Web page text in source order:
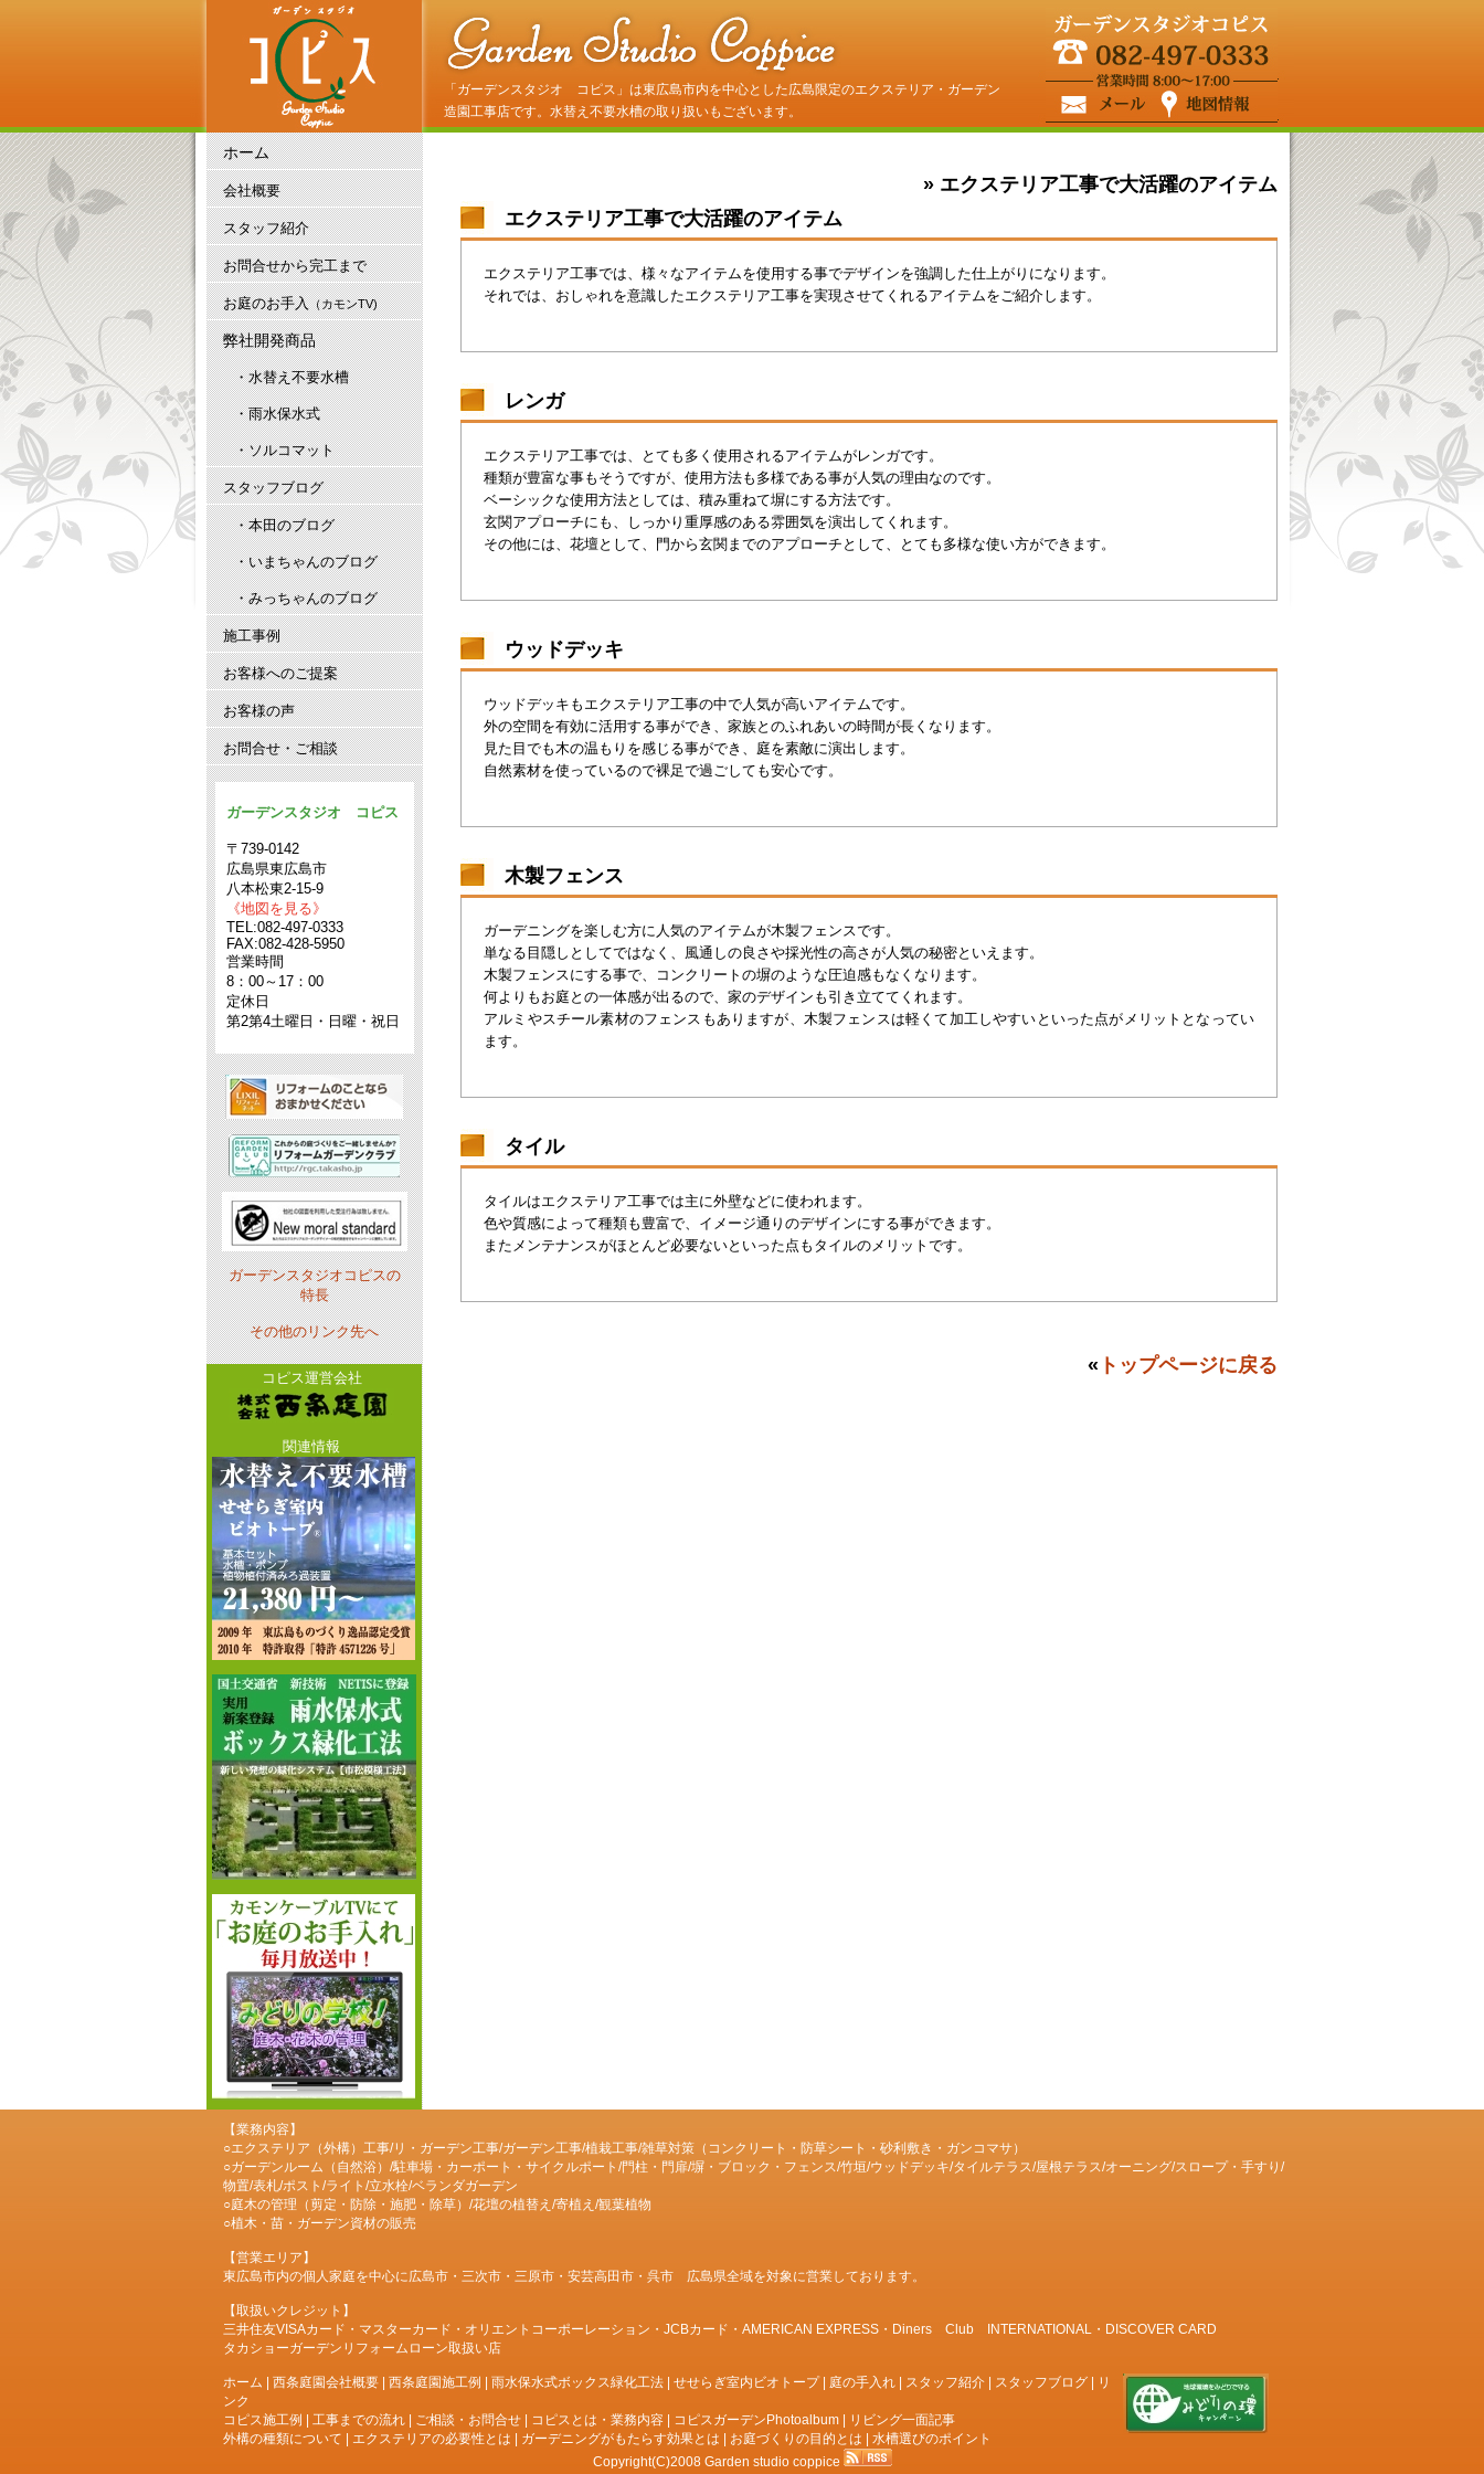
「ガーデンスタジオ コピス」は東広島市内を中心とした広島限定のエクステリア・ガーデン
造園工事店です。水替え不要水槽の取り扱いもございます。
» エクステリア工事で大活躍のアイテム
エクステリア工事で大活躍のアイテム
エクステリア工事では、様々なアイテムを使用する事でデザインを強調した仕上がりになります。
それでは、おしゃれを意識したエクステリア工事を実現させてくれるアイテムをご紹介します。
レンガ
エクステリア工事では、とても多く使用されるアイテムがレンガです。
種類が豊富な事もそうですが、使用方法も多様である事が人気の理由なのです。
ベーシックな使用方法としては、積み重ねて塀にする方法です。
玄関アプローチにも、しっかり重厚感のある雰囲気を演出してくれます。
その他には、花壇として、門から玄関までのアプローチとして、とても多様な使い方ができます。
ウッドデッキ
ウッドデッキもエクステリア工事の中で人気が高いアイテムです。
外の空間を有効に活用する事ができ、家族とのふれあいの時間が長くなります。
見た目でも木の温もりを感じる事ができ、庭を素敵に演出します。
自然素材を使っているので裸足で過ごしても安心です。
木製フェンス
ガーデニングを楽しむ方に人気のアイテムが木製フェンスです。
単なる目隠しとしてではなく、風通しの良さや採光性の高さが人気の秘密といえます。
木製フェンスにする事で、コンクリートの塀のような圧迫感もなくなります。
何よりもお庭との一体感が出るので、家のデザインも引き立ててくれます。
アルミやスチール素材のフェンスもありますが、木製フェンスは軽くて加工しやすいといった点がメリットとなってい
ます。
タイル
タイルはエクステリア工事では主に外壁などに使われます。
色や質感によって種類も豊富で、イメージ通りのデザインにする事ができます。
またメンテナンスがほとんど必要ないといった点もタイルのメリットです。
« トップページに戻る
ホーム
会社概要
スタッフ紹介
お問合せから完工まで
お庭のお手入（カモンTV)
弊社開発商品
・水替え不要水槽
・雨水保水式
・ソルコマット
スタッフブログ
・本田のブログ
・いまちゃんのブログ
・みっちゃんのブログ
施工事例
お客様へのご提案
お客様の声
お問合せ・ご相談
ガーデンスタジオ コピス
〒739-0142
広島県東広島市
八本松東2-15-9
《地図を見る》
TEL:082-497-0333
FAX:082-428-5950
営業時間
8：00～17：00
定休日
第2第4土曜日・日曜・祝日
ガーデンスタジオコピスの
特長
その他のリンク先へ
コピス運営会社
関連情報
【業務内容】
○エクステリア（外構）工事/リ・ガーデン工事/ガーデン工事/植栽工事/雑草対策（コンクリート・防草シート・砂利敷き・ガンコマサ）
○ガーデンルーム（自然浴）/駐車場・カーポート・サイクルポート/門柱・門扉/塀・ブロック・フェンス/竹垣/ウッドデッキ/タイルテラス/屋根テラス/オーニング/スロープ・手すり/
物置/表札/ポスト/ライト/立水栓/ベランダガーデン
○庭木の管理（剪定・防除・施肥・除草）/花壇の植替え/寄植え/観葉植物
○植木・苗・ガーデン資材の販売
【営業エリア】
東広島市内の個人家庭を中心に広島市・三次市・三原市・安芸高田市・呉市 広島県全域を対象に営業しております。
【取扱いクレジット】
三井住友VISAカード・マスターカード・オリエントコーポーレーション・JCBカード・AMERICAN EXPRESS・Diners Club INTERNATIONAL・DISCOVER CARD
タカショーガーデンリフォームローン取扱い店
ホーム 西条庭園会社概要 西条庭園施工例 雨水保水式ボックス緑化工法 せせらぎ室内ビオトープ| 庭の手入れ スタッフ紹介 スタッフブログ
リ
ンク
コピス施工例
工事までの流れ ご相談・お問合せ コピスとは・業務内容 コピスガーデンPhotoalbum
リビング一面記事
外構の種類について
エクステリアの必要性とは ガーデニングがもたらす効果とは お庭づくりの目的とは
水槽選びのポイント
Copyright(C)2008 Garden studio coppice